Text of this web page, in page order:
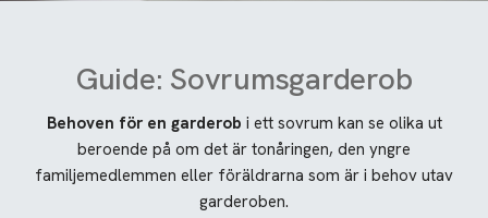
Guide: Sovrumsgarderob
Behoven för en garderob i ett sovrum kan se olika ut
beroende på om det är tonåringen, den yngre
familjemedlemmen eller föräldrarna som är i behov utav
garderoben.